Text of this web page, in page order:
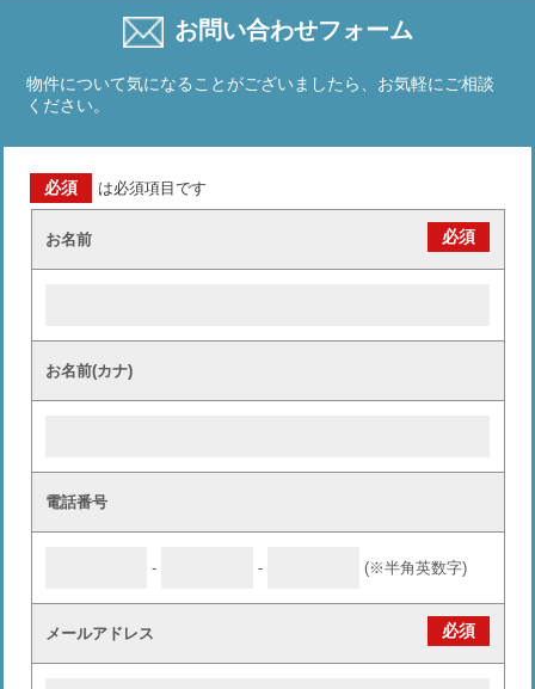
お問い合わせフォーム
物件について気になることがございましたら、お気軽にご相談
ください。
必須 は必須項目です
お名前 必須
お名前(カナ)
電話番号
- - (※半角英数字)
メールアドレス 必須